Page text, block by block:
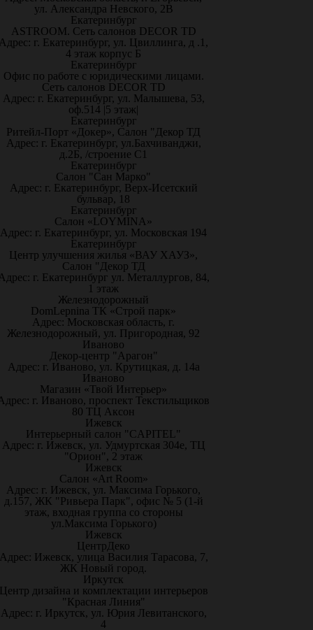
ул. Александра Невского, 2В
Екатеринбург
ASTROOM. Сеть салонов DECOR TD
г. Екатеринбург, ул. Цвиллинга, д .1,
4 этаж корпус Б
Екатеринбург
Офис по работе с юридическими лицами.
Сеть салонов DECOR TD
Адрес: г. Екатеринбург, ул. Малышева, 53,
оф.514 |5 этаж|
Екатеринбург
Ритейл-Порт «Докер», Салон "Декор ТД
Адрес: г. Екатеринбург, ул.Бахчиванджи,
д.2Б, /строение С1
Екатеринбург
Салон "Сан Марко"
Адрес: г. Екатеринбург, Верх-Исетский
бульвар, 18
Екатеринбург
Салон «LOYMINA»
Адрес: г. Екатеринбург, ул. Московская 194
Екатеринбург
Центр улучшения жилья «ВАУ ХАУЗ»,
Салон "Декор ТД
г. Екатеринбург ул. Металлургов, 84,
1 этаж
Железнодорожный
DomLepnina ТК «Строй парк»
Адрес: Московская область, г.
Железнодорожный, ул. Пригородная, 92
Иваново
Декор-центр "Арагон"
Адрес: г. Иваново, ул. Крутицкая, д. 14а
Иваново
Магазин «Твой Интерьер»
г. Иваново, проспект Текстильщиков
80 ТЦ Аксон
Ижевск
Интерьерный салон "CAPITEL"
Адрес: г. Ижевск, ул. Удмуртская 304е, ТЦ
"Орион", 2 этаж
Ижевск
Салон «Art Room»
Адрес: г. Ижевск, ул. Максима Горького,
д.157, ЖК "Ривьера Парк", офис № 5 (1-й
этаж, входная группа со стороны
ул.Максима Горького)
Ижевск
ЦентрДеко
Ижевск, улица Василия Тарасова, 7,
ЖК Новый город.
Иркутск
дизайна и комплектации интерьеров
"Красная Линия"
Адрес: г. Иркутск, ул. Юрия Левитанского,
4